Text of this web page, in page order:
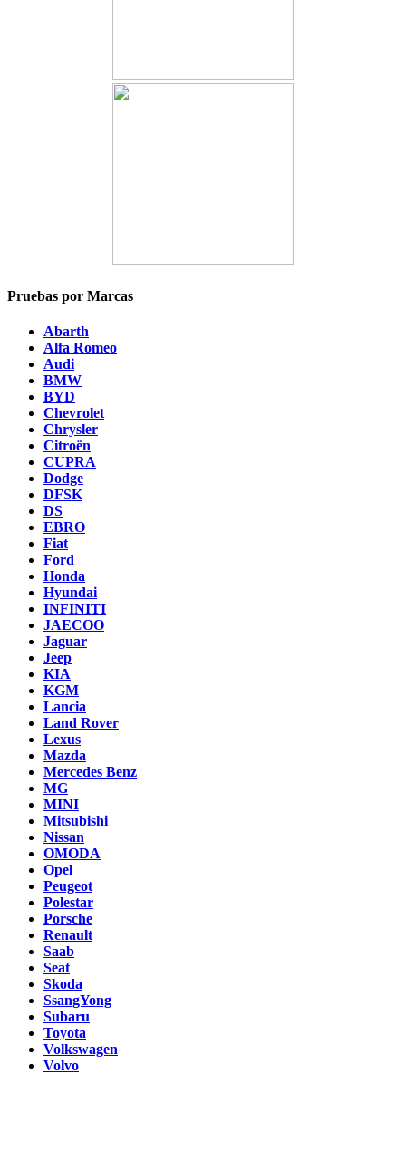
Pruebas por Marcas
Abarth
Alfa Romeo
Audi
BMW
BYD
Chevrolet
Chrysler
Citroën
CUPRA
Dodge
DFSK
DS
EBRO
Fiat
Ford
Honda
Hyundai
INFINITI
JAECOO
Jaguar
Jeep
KIA
KGM
Lancia
Land Rover
Lexus
Mazda
Mercedes Benz
MG
MINI
Mitsubishi
Nissan
OMODA
Opel
Peugeot
Polestar
Porsche
Renault
Saab
Seat
Skoda
SsangYong
Subaru
Toyota
Volkswagen
Volvo